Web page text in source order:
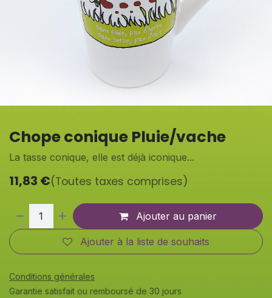
Chope conique Pluie/vache
La tasse conique, elle est déjà iconique...
11,83 €(Toutes taxes comprises)
Ajouter au panier
Ajouter à la liste de souhaits
Conditions générales
Garantie satisfait ou remboursé de 30 jours